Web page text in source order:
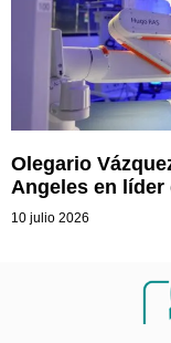
Olegario
Angeles en
10 julio 2026